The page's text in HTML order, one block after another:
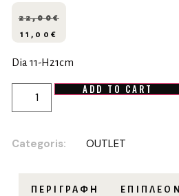
22,00€
11,00 €
Dia 11-H21cm
ADD TO CART
Categoris: OUTLET
ΠΕΡΙΓΡΑΦΉ